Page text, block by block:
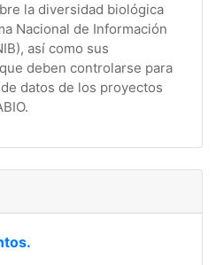
la diversidad biológica
Nacional de Información
así como sus
deben controlarse para
datos de los proyectos